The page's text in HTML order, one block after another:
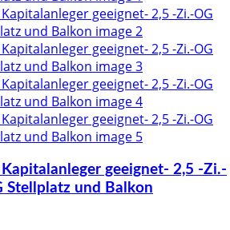
geeignet- 2,5 -Zi.-
Stellplatz und Balkon